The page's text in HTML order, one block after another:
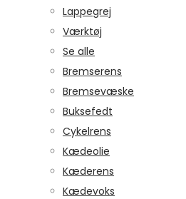
Lappegrej
Værktøj
Se alle
Bremserens
Bremsevæske
Buksefedt
Cykelrens
Kædeolie
Kæderens
Kædevoks